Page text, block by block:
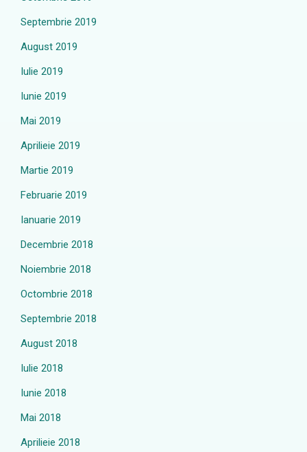
Septembrie 2019
August 2019
Iulie 2019
Iunie 2019
Mai 2019
Aprilieie 2019
Martie 2019
Februarie 2019
Ianuarie 2019
Decembrie 2018
Noiembrie 2018
Octombrie 2018
Septembrie 2018
August 2018
Iulie 2018
Iunie 2018
Mai 2018
Aprilieie 2018